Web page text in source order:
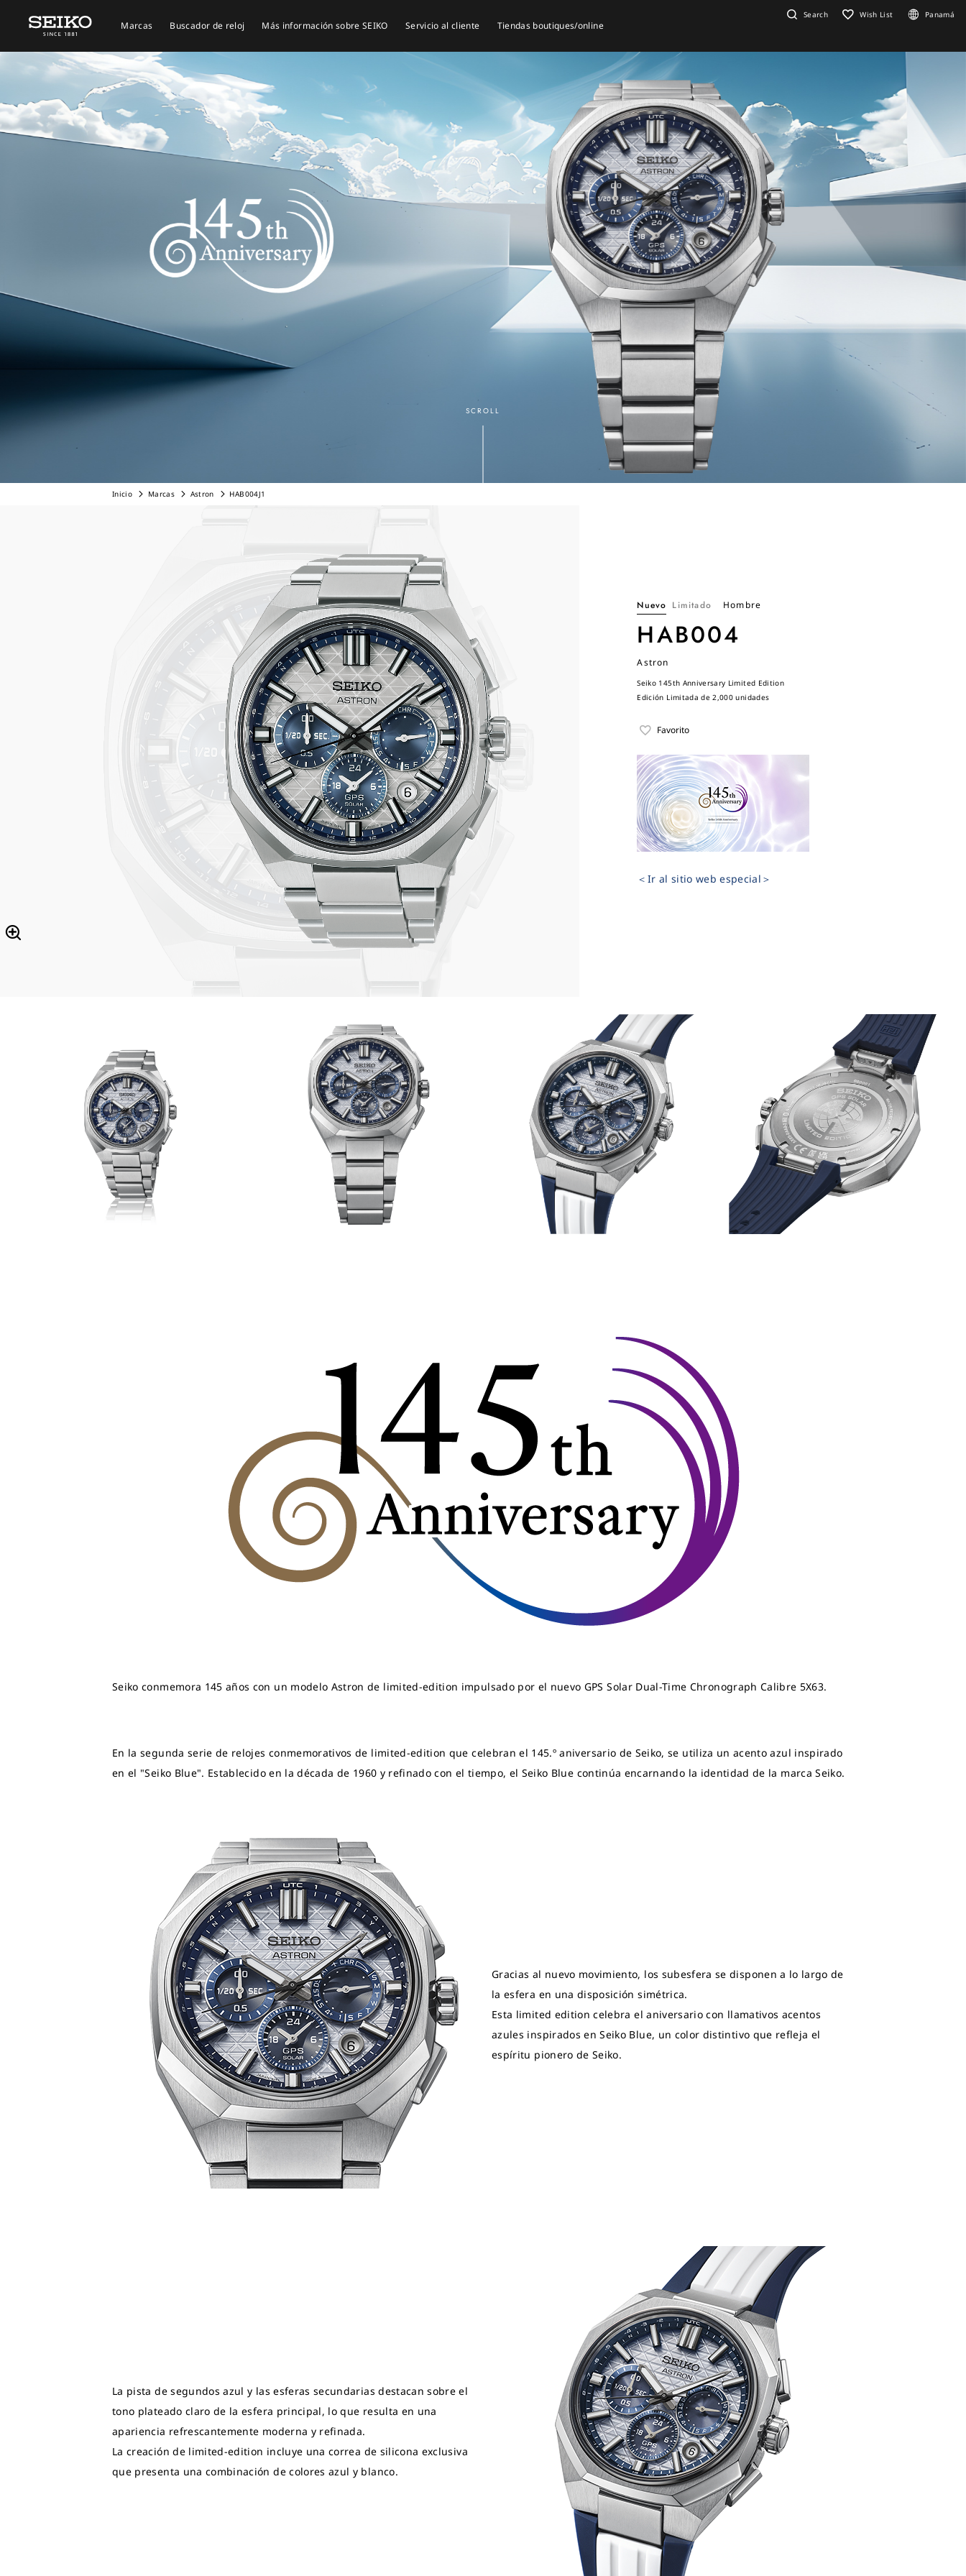
Marcas Buscador de reloj Más información sobre SEIKO Servicio al cliente Tiendas boutiques/online
Search Wish List Panamá
SCROLL
Inicio Marcas Astron HAB004J1
Nuevo Limitado Hombre
HAB004
Astron
Seiko 145th Anniversary Limited Edition
Edición Limitada de 2,000 unidades
Favorito
＜Ir al sitio web especial＞
Seiko conmemora 145 años con un modelo Astron de limited-edition impulsado por el nuevo GPS Solar Dual-Time Chronograph Calibre 5X63.
En la segunda serie de relojes conmemorativos de limited-edition que celebran el 145.º aniversario de Seiko, se utiliza un acento azul inspirado
en el "Seiko Blue". Establecido en la década de 1960 y refinado con el tiempo, el Seiko Blue continúa encarnando la identidad de la marca Seiko.
Gracias al nuevo movimiento, los subesfera se disponen a lo largo de
la esfera en una disposición simétrica.
Esta limited edition celebra el aniversario con llamativos acentos
azules inspirados en Seiko Blue, un color distintivo que refleja el
espíritu pionero de Seiko.
La pista de segundos azul y las esferas secundarias destacan sobre el
tono plateado claro de la esfera principal, lo que resulta en una
apariencia refrescantemente moderna y refinada.
La creación de limited-edition incluye una correa de silicona exclusiva
que presenta una combinación de colores azul y blanco.